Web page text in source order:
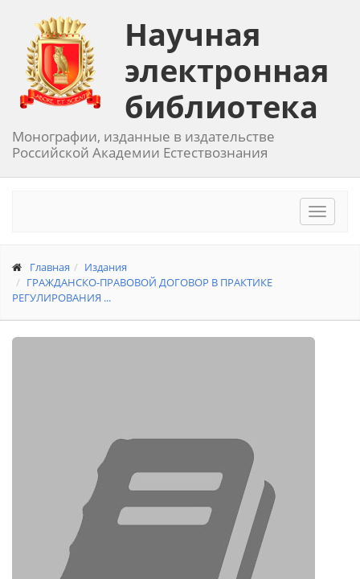
Научная
электронная
библиотека
Монографии, изданные в издательстве
Российской Академии Естествознания
Toggle
Главная
Издания
ГРАЖДАНСКО-ПРАВОВОЙ ДОГОВОР В ПРАКТИКЕ
РЕГУЛИРОВАНИЯ ...